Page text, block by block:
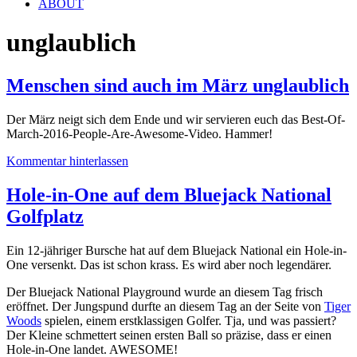
ABOUT
unglaublich
Menschen sind auch im März unglaublich
Der März neigt sich dem Ende und wir servieren euch das Best-Of-
March-2016-People-Are-Awesome-Video. Hammer!
Kommentar hinterlassen
Hole-in-One auf dem Bluejack National
Golfplatz
Ein 12-jähriger Bursche hat auf dem Bluejack National ein Hole-in-
One versenkt. Das ist schon krass. Es wird aber noch legendärer.
Der Bluejack National Playground wurde an diesem Tag frisch
eröffnet. Der Jungspund durfte an diesem Tag an der Seite von Tiger
Woods spielen, einem erstklassigen Golfer. Tja, und was passiert?
Der Kleine schmettert seinen ersten Ball so präzise, dass er einen
Hole-in-One landet. AWESOME!